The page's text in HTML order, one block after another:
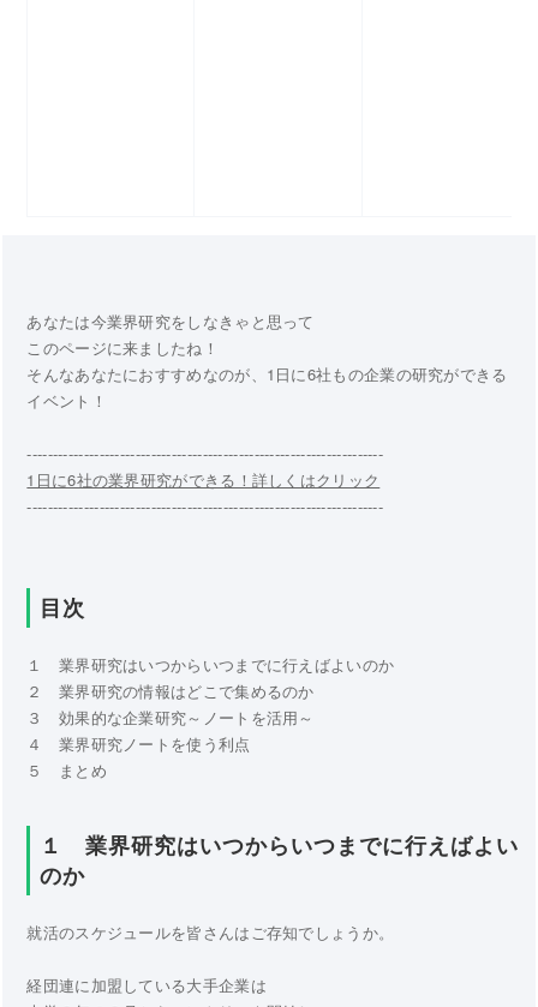
あなたは今業界研究をしなきゃと思って
このページに来ましたね！
そんなあなたにおすすめなのが、1日に6社もの企業の研究ができる
イベント！
---------------------------------------------------------------------
1日に6社の業界研究ができる！詳しくはクリック
---------------------------------------------------------------------
目次
１ 業界研究はいつからいつまでに行えばよいのか
２ 業界研究の情報はどこで集めるのか
３ 効果的な企業研究～ノートを活用～
４ 業界研究ノートを使う利点
５ まとめ
１ 業界研究はいつからいつまでに行えばよい
のか
就活のスケジュールを皆さんはご存知でしょうか。
経団連に加盟している大手企業は